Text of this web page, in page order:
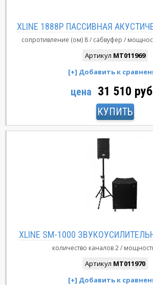
XLINE 1888P ПАССИВНАЯ
сопротивление (ом) 8 сабвуфер
Артикул MT011969
цена 31 510
КУПИТЬ
XLINE SM-1000
количество каналов2
Артикул MT011970